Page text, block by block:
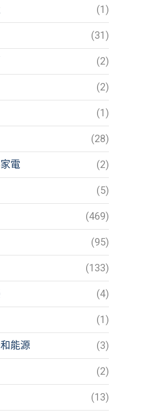
(1)
(31)
(2)
(2)
(1)
(28)
電 (2)
(5)
(469)
(95)
(133)
(4)
(1)
能源 (3)
(2)
(13)